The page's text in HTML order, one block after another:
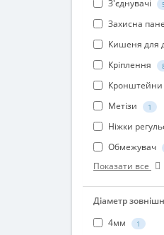
Ізолювальна
З'єднувачі
Захисна
Кишеня для
Кріплення
Кронштейни
Метізи 1
Ніжки
Обмежувач
Показати все
Діаметр